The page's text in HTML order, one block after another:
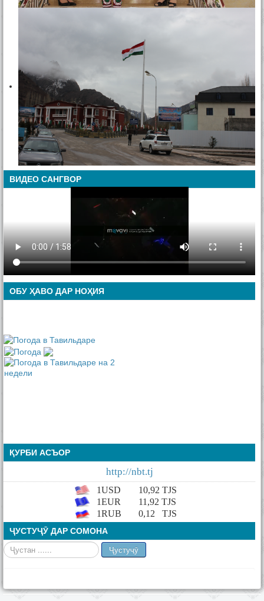
ВИДЕО САНГВОР
ОБУ ҲАВО ДАР НОҲИЯ
ҚУРБИ АСЪОР
http://nbt.tj
1USD 10,92 TJS
1EUR
11,92 TJS
1RUB
0,12 TJS
ҶУСТУҶӮ ДАР СОМОНА
Ҷустан Ҷустуҷӯ